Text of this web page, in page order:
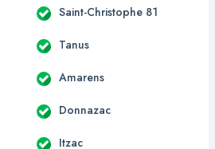
Saint-Christophe 81
Tanus
Amarens
Donnazac
Itzac